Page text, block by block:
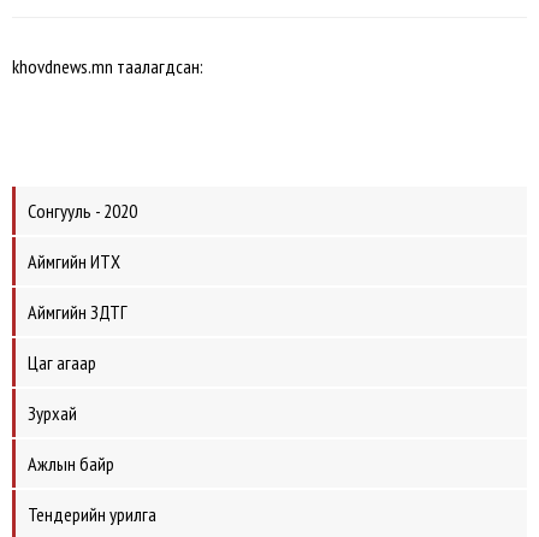
khovdnews.mn таалагдсан:
Сонгууль - 2020
Аймгийн ИТХ
Аймгийн ЗДТГ
Цаг агаар
Зурхай
Ажлын байр
Тендерийн урилга